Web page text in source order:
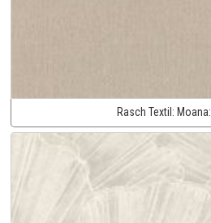
Rasch Textil: Moana: